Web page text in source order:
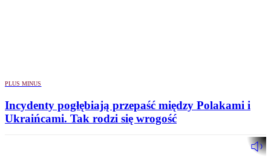
PLUS MINUS
Incydenty pogłębiają przepaść między Polakami i
Ukraińcami. Tak rodzi się wrogość